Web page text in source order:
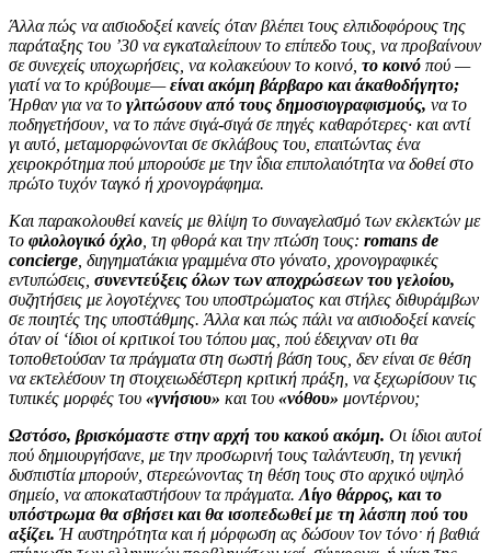
Άλλα πώς να αισιοδοξεί κανείς όταν βλέπει τους ελπιδοφόρους της
παράταξης του ’30 να εγκαταλείπουν το επίπεδο τους, να προβαίνουν
σε συνεχείς υποχωρήσεις, να κολακεύουν το κοινό, το κοινό πού —
γιατί να το κρύβουμε—είναι ακόμη βάρβαρο και άκαθοδήγητο;
Ήρθαν για να το γλιτώσουν από τους δημοσιογραφισμούς, να το
ποδηγετήσουν, να το πάνε σιγά-σιγά σε πηγές καθαρότερες· και αντί
γι αυτό, μεταμορφώνονται σε σκλάβους του, ε­παιτώντας ένα
χειροκρότημα πού μπορούσε με την ΐδια επιπολαιό­τητα να δοθεί στο
πρώτο τυχόν ταγκό ή χρονογράφημα.
Και παρα­κολουθεί κανείς με θλίψη το συναγελασμό των εκλεκτών με
το φι­λολογικό όχλο , τη φθορά και την πτώση τους: romans de
concierge , διηγηματάκια γραμμένα στο γόνατο, χρονογραφικές
εντυπώ­σεις, συνεντεύξεις όλων των αποχρώσεων του γελοίου,
συζητήσεις με λογοτέχνες του υποστρώματος και στήλες διθυράμβων
σε ποιη­τές της υποστάθμης. Άλλα και πώς πάλι να αισιοδοξεί κανείς
όταν οί ‘ίδιοι οί κριτικοί του τόπου μας, πού έδειχναν οτι θα
τοποθετού­σαν τα πράγματα στη σωστή βάση τους, δεν είναι σε θέση
να εκτε­λέσουν τη στοιχειωδέστερη κριτική πράξη, να ξεχωρίσουν τις
τυ­πικές μορφές του «γνήσιου» και του «νόθου» μοντέρνου;
Ωστόσο, βρισκόμαστε στην αρχή του κακού ακόμη. Οι ίδιοι αυτοί
πού δημιουργήσανε, με την προσωρινή τους ταλάντευση, τη γενική
δυσπιστία μπορούν, στερεώνοντας τη θέση τους στο αρχικό υψηλό
σημείο, να αποκαταστήσουν τα πράγματα. Λίγο θάρρος, και το
υπόστρωμα θα σβήσει και θα ισοπεδωθεί με τη λάσπη πού του
αξίζει. Ή αυστηρότητα και ή μόρφωση ας δώσουν τον τόνοˑ ή βα­θιά